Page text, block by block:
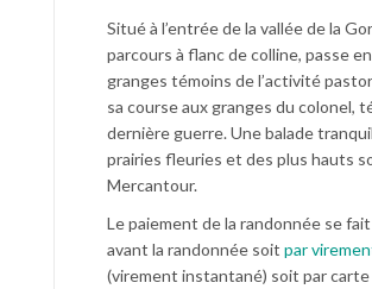
Situé à l’entrée de la vallée de la
parcours à flanc de colline, passe
granges témoins de l’activité
sa course aux granges du colonel,
dernière guerre. Une balade
prairies fleuries et des plus hauts
Mercantour.
Le paiement de la randonnée se
avant la randonnée soit par
(virement instantané) soit par carte